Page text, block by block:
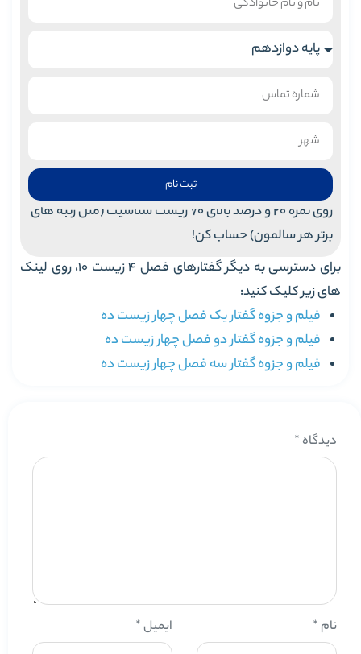
ثبت نام
روی نمره 20 و درصد بالای 70 زیست شناسیت (مثل رتبه های
برتر هر سالمون) حساب کن!
برای دسترسی به دیگر گفتارهای فصل 4 زیست 10، روی لینک
های زیر کلیک کنید:
فیلم و جزوه گفتار یک فصل چهار زیست ده
فیلم و جزوه گفتار دو فصل چهار زیست ده
فیلم و جزوه گفتار سه فصل چهار زیست ده
دیدگاه *
نام * ایمیل*